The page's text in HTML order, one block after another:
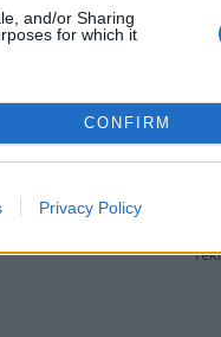
and/or Sharing
for which it
CONFIRM
Privacy Policy